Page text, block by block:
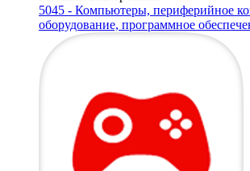
5045 - Компьютеры, периферийное
оборудование, программное